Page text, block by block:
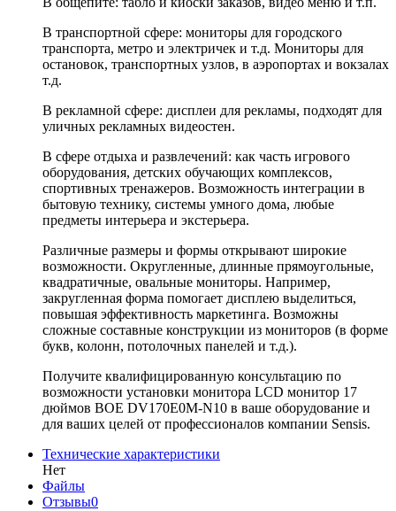
В транспортной сфере: мониторы для городского
транспорта, метро и электричек и т.д. Мониторы для
остановок, транспортных узлов, в аэропортах и вокзалах
т.д.
В рекламной сфере: дисплеи для рекламы, подходят для
уличных рекламных видеостен.
В сфере отдыха и развлечений: как часть игрового
оборудования, детских обучающих комплексов,
спортивных тренажеров. Возможность интеграции в
бытовую технику, системы умного дома, любые
предметы интерьера и экстерьера.
Различные размеры и формы открывают широкие
возможности. Округленные, длинные прямоугольные,
квадратичные, овальные мониторы. Например,
закругленная форма помогает дисплею выделиться,
повышая эффективность маркетинга. Возможны
сложные составные конструкции из мониторов (в форме
букв, колонн, потолочных панелей и т.д.).
Получите квалифицированную консультацию по
возможности установки монитора LCD монитор 17
дюймов BOE DV170E0M-N10 в ваше оборудование и
для ваших целей от профессионалов компании Sensis.
Технические характеристики
Нет
Файлы
Отзывы0